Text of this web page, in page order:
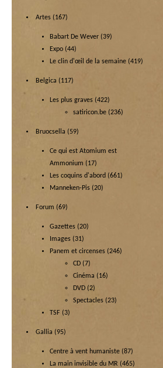
Artes (167)
Babart De Wever (39)
Expo (44)
Le clin d'œil de la semaine (419)
Belgica (117)
Les plus graves (422)
satiricon.be (236)
Bruocsella (59)
Ce qui est Atomium est
Ammonium (17)
Les coquins d'abord (661)
Manneken-Pis (20)
Forum (69)
Gazettes (20)
Images (31)
Panem et circenses (246)
CD (7)
Cinéma (16)
DVD (2)
Spectacles (23)
TSF (3)
Gallia (95)
Centre à vent humaniste (87)
La main invisible du MR (465)